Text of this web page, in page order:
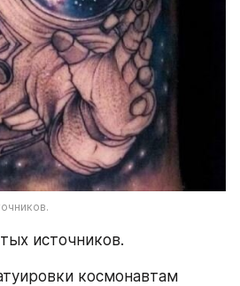
источников.
космонавтам